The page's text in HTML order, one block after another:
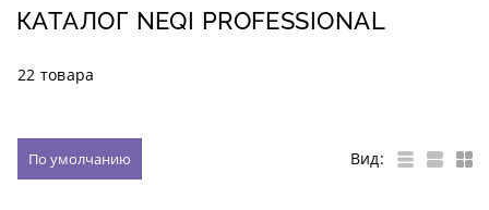
КАТАЛОГ NEQI PROFESSIONAL
22 товара
По умолчанию Вид: